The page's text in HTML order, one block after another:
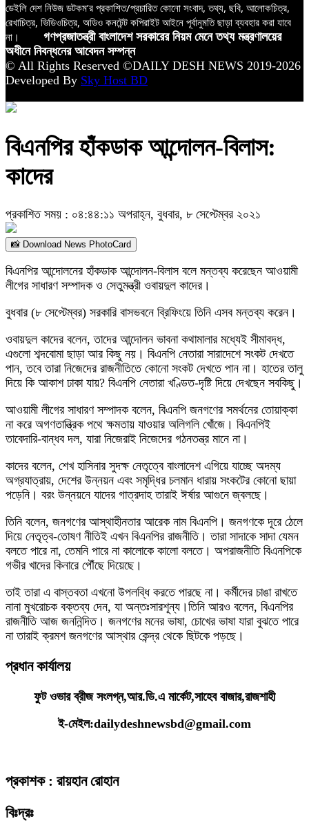
ডেইলি দেশ নিউজ ডটকম’র প্রকাশিত/প্রচারিত কোনো সংবাদ, তথ্য, ছবি, আলোকচিত্র,
রেখাচিত্র, ভিডিওচিত্র, অডিও কনটেন্ট কপিরাইট আইনে পূর্বানুমতি ছাড়া ব্যবহার করা যাবে
না।
গণপ্রজাতন্ত্রী বাংলাদেশ সরকারের নিয়ম মেনে তথ্য মন্ত্রণালয়ের
অধীনে নিবন্ধনের আবেদন সম্পন্ন
© All Rights Reserved ©DAILY DESH NEWS 2019-2026
Developed By Sky Host BD
বিএনপির হাঁকডাক আন্দোলন-বিলাস:
কাদের
প্রকাশিত সময় : ০৪:৪৪:১১ অপরাহ্ন, বুধবার, ৮ সেপ্টেম্বর ২০২১
📸 Download News PhotoCard
বিএনপির আন্দোলনের হাঁকডাক আন্দোলন-বিলাস বলে মন্তব্য করেছেন আওয়ামী
লীগের সাধারণ সম্পাদক ও সেতুমন্ত্রী ওবায়দুল কাদের।
বুধবার (৮ সেপ্টেম্বর) সরকারি বাসভবনে ব্রিফিংয়ে তিনি এসব মন্তব্য করেন।
ওবায়দুল কাদের বলেন, তাদের আন্দোলন ভাবনা কথামালার মধ্যেই সীমাবদ্ধ,
এগুলো শব্দবোমা ছাড়া আর কিছু নয়। বিএনপি নেতারা সারাদেশে সংকট দেখতে
পান, তবে তারা নিজেদের রাজনীতিতে কোনো সংকট দেখতে পান না। হাতের তালু
দিয়ে কি আকাশ ঢাকা যায়? বিএনপি নেতারা খণ্ডিত-দৃষ্টি দিয়ে দেখছেন সবকিছু।
আওয়ামী লীগের সাধারণ সম্পাদক বলেন, বিএনপি জনগণের সমর্থনের তোয়াক্কা
না করে অগণতান্ত্রিক পথে ক্ষমতায় যাওয়ার অলিগলি খোঁজে। বিএনপিই
তাবেদারি-বান্ধব দল, যারা নিজেরাই নিজেদের গঠনতন্ত্র মানে না।
কাদের বলেন, শেখ হাসিনার সুদক্ষ নেতৃত্বে বাংলাদেশ এগিয়ে যাচ্ছে অদম্য
অগ্রযাত্রায়, দেশের উন্নয়ন এবং সমৃদ্ধির চলমান ধারায় সংকটের কোনো ছায়া
পড়েনি। বরং উন্নয়নে যাদের গাত্রদাহ তারাই ঈর্ষার আগুনে জ্বলছে।
তিনি বলেন, জনগণের আস্থাহীনতার আরেক নাম বিএনপি। জনগণকে দূরে ঠেলে
দিয়ে নেতৃত্ব-তোষণ নীতিই এখন বিএনপির রাজনীতি। তারা সাদাকে সাদা যেমন
বলতে পারে না, তেমনি পারে না কালোকে কালো বলতে। অপরাজনীতি বিএনপিকে
গভীর খাদের কিনারে পৌঁছে দিয়েছে।
তাই তারা এ বাস্তবতা এখনো উপলব্ধি করতে পারছে না। কর্মীদের চাঙা রাখতে
নানা মুখরোচক বক্তব্য দেন, যা অন্তঃসারশূন্য।তিনি আরও বলেন, বিএনপির
রাজনীতি আজ জননিন্দিত। জনগণের মনের ভাষা, চোখের ভাষা যারা বুঝতে পারে
না তারাই ক্রমশ জনগণের আস্থার কেন্দ্র থেকে ছিটকে পড়ছে।
প্রধান কার্যালয়
ফুট ওভার ব্রীজ সংলগ্ন,আর.ডি.এ মার্কেট,সাহেব বাজার,রাজশাহী
ই-মেইল:dailydeshnewsbd@gmail.com
প্রকাশক : রায়হান রোহান
বিঃদ্রঃ